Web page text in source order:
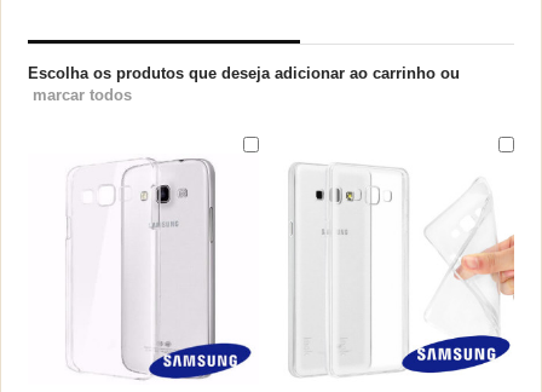
Escolha os produtos que deseja adicionar ao carrinho ou
marcar todos